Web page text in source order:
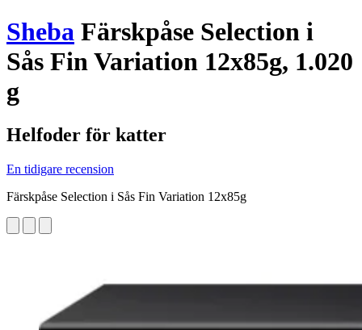
Sheba Färskpåse Selection i
Sås Fin Variation 12x85g, 1.020
g
Helfoder för katter
En tidigare recension
Färskpåse Selection i Sås Fin Variation 12x85g